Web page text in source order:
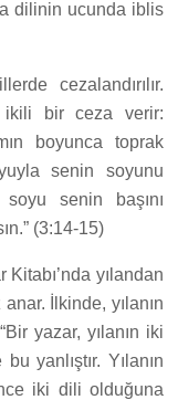
dilinin ucunda iblis
cezalandırılır.
ikili bir ceza verir:
boyunca toprak
senin soyunu
senin başını
(3:14-15)
yılandan
İlkinde, yılanın
yazar, yılanın iki
yanlıştır. Yılanın
iki dili olduğuna